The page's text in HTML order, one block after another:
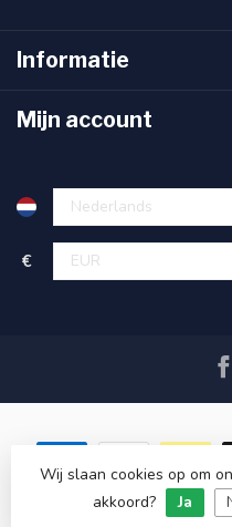
Informatie
Mijn account
€
© Copyright 2026
Wij slaan cookies op om
akkoord?
Ja